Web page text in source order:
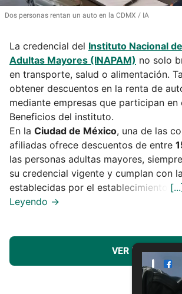
Dos personas rentan un auto en la CDMX IA
La credencial del Instituto Nacional
Adultas Mayores (INAPAM) no solo
en transporte, salud o alimentación.
obtener descuentos en la renta de
mediante empresas que participan
Beneficios del instituto.
En la Ciudad de México, una de las
afiliadas ofrece descuentos de entre
las personas adultas mayores,
su credencial vigente y cumplan con
establecidas por el establecimiento.
VER MÁS